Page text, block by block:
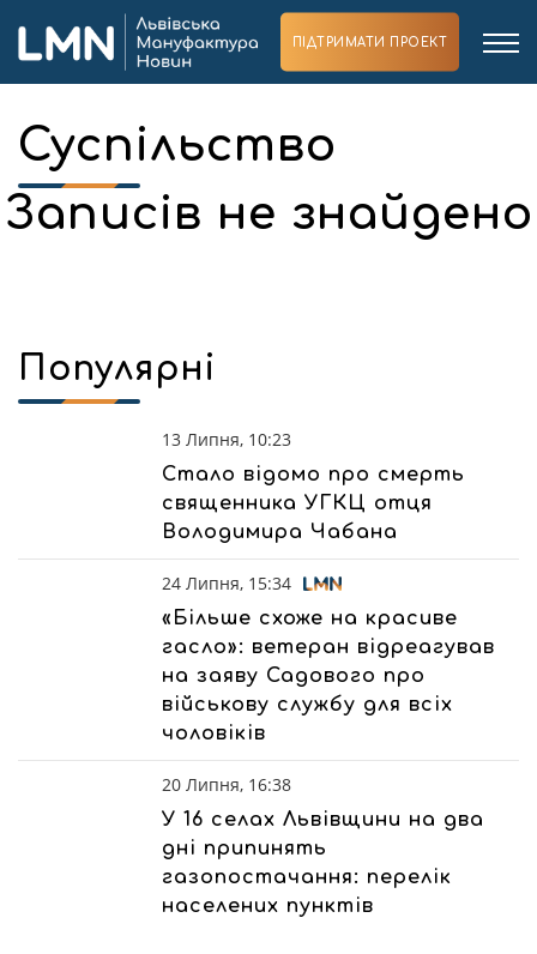
ПІДТРИМАТИ ПРОЕКТ
Суспільство
Записів не знайдено
Популярні
13 Липня, 10:23
Стало відомо про смерть
священника УГКЦ отця
Володимира Чабана
24 Липня, 15:34
«Більше схоже на красиве
гасло»: ветеран відреагував
на заяву Садового про
військову службу для всіх
чоловіків
20 Липня, 16:38
У 16 селах Львівщини на два
дні припинять
газопостачання: перелік
населених пунктів